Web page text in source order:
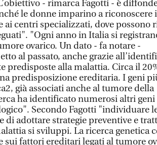
- rimarca Fagotti - è
le donne imparino a riconoscere
ai centri specializzati, dove possono
"Ogni anno in Italia si
ovarico. Un dato - fa notare -
al passato, anche grazie
predisposte alla malattia. Circa il
predisposizione ereditaria. I geni
già associati anche al tumore della
ha identificato numerosi altri geni
Secondo Fagotti "individuare
di adottare strategie preventive e
si sviluppi. La ricerca genetica
sui fattori ereditari legati al tumore